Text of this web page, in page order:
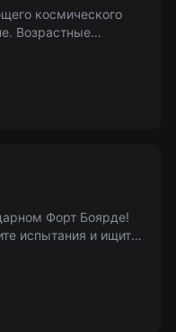
космического
Возрастные
Форт Боярде!
испытания и ищите